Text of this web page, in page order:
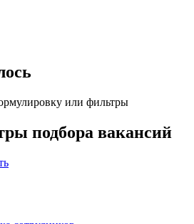
или фильтры
подбора вакансий